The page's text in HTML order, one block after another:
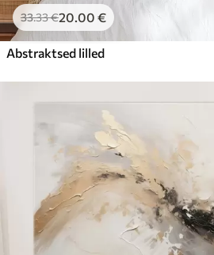
33.33€20.00 €
Abstraktsed lilled